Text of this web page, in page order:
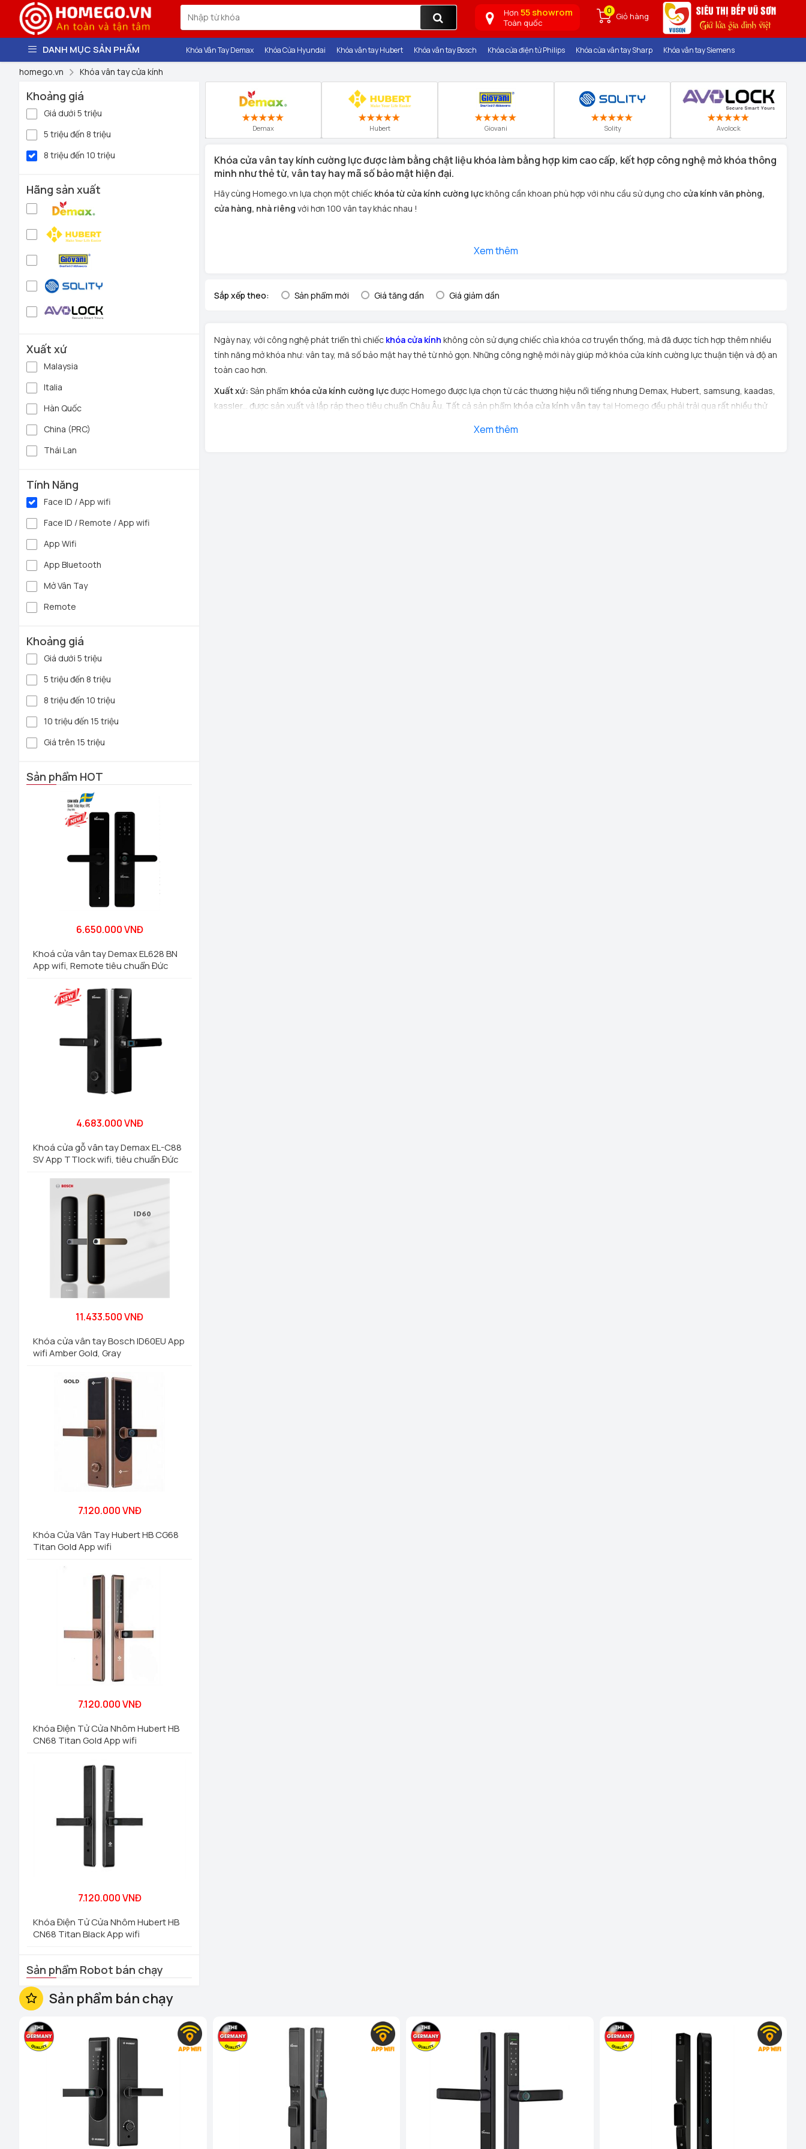
Hơn 55 showrom
Toàn quốc
0
Giỏ hàng
DANH MỤC SẢN PHẨM Khóa Vân Tay Demax Khóa Cửa Hyundai Khóa vân tay Hubert Khóa vân tay Bosch Khóa cửa điện tử Philips Khóa cửa vân tay Sharp Khóa vân tay Siemens
homego.vn Khóa vân tay cửa kính
Khoảng giá
Giá dưới 5 triệu
5 triệu đến 8 triệu
8 triệu đến 10 triệu
Hãng sản xuất
Xuất xứ
Malaysia
Italia
Hàn Quốc
China (PRC)
Thái Lan
Tính Năng
Face ID / App wifi
Face ID / Remote / App wifi
App Wifi
App Bluetooth
Mở Vân Tay
Remote
Khoảng giá
Giá dưới 5 triệu
5 triệu đến 8 triệu
8 triệu đến 10 triệu
10 triệu đến 15 triệu
Giá trên 15 triệu
Sản phẩm HOT
6.650.000 VNĐ
Khoá cửa vân tay Demax EL628 BN
App wifi, Remote tiêu chuẩn Đức
4.683.000 VNĐ
Khoá cửa gỗ vân tay Demax EL-C88
SV App TTlock wifi, tiêu chuẩn Đức
11.433.500 VNĐ
Khóa cửa vân tay Bosch ID60EU App
wifi Amber Gold, Gray
7.120.000 VNĐ
Khóa Cửa Vân Tay Hubert HB CG68
Titan Gold App wifi
7.120.000 VNĐ
Khóa Điện Tử Cửa Nhôm Hubert HB
CN68 Titan Gold App wifi
7.120.000 VNĐ
Khóa Điện Tử Cửa Nhôm Hubert HB
CN68 Titan Black App wifi
Sản phẩm Robot bán chạy
Demax Hubert Giovani Solity Avolock
Khóa cửa vân tay kính cường lực được làm bằng chật liệu khóa làm bằng hợp kim cao cấp, kết hợp công nghệ mở khóa thông
minh như thẻ từ, vân tay hay mã số bảo mật hiện đại.
Hãy cùng Homego.vn lựa chọn một chiếc khóa từ cửa kính cường lựckhông cần khoan phù hợp với nhu cầu sử dụng cho cửa kính văn phòng,
cửa hàng, nhà riêng với hơn 100 vân tay khác nhau !
Xem thêm
Sắp xếp theo: Sản phẩm mới Giá tăng dần Giá giảm dần
Ngày nay, với công nghệ phát triển thì chiếc khóa cửa kính không còn sử dụng chiếc chìa khóa cơ truyền thống, mà đã được tích hợp thêm nhiều
tính năng mở khóa như: vân tay, mã số bảo mật hay thẻ từ nhỏ gọn. Những công nghệ mới này giúp mở khóa cửa kính cường lực thuận tiện và độ an
toàn cao hơn.
Xuất xứ: Sản phẩm khóa cửa kính cường lựcđược Homego được lựa chọn từ các thương hiệu nổi tiếng nhưng Demax, Hubert, samsung, kaadas,
kassler... được sản xuất và lắp ráp theo tiêu chuẩn Châu Âu. Tất cả sản phẩm khóa cửa kính vân tay tại Homego đều phải trải qua rất nhiều thử
Xem thêm
Sản phẩm bán chạy